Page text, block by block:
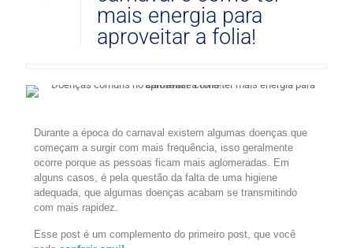
mais energia para
aproveitar a folia!
Durante a época do carnaval existem algumas doenças que
começam a surgir com mais frequência, isso geralmente
ocorre porque as pessoas ficam mais aglomeradas. Em
alguns casos, é pela questão da falta de uma higiene
adequada, que algumas doenças acabam se transmitindo
com mais rapidez.
Esse post é um complemento do primeiro post, que você